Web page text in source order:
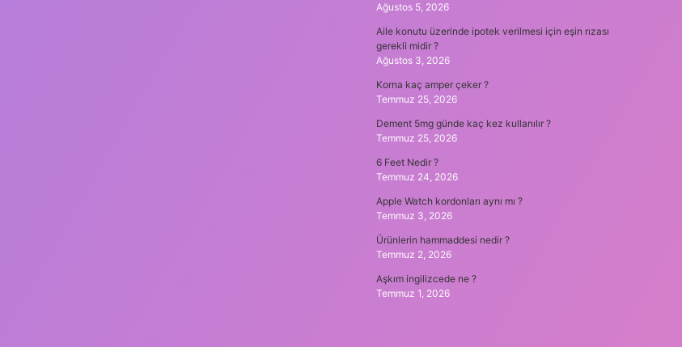
Ağustos 5, 2026
Aile konutu üzerinde ipotek verilmesi için eşin rızası
gerekli midir ?
Ağustos 3, 2026
Korna kaç amper çeker ?
Temmuz 25, 2026
Dement 5mg günde kaç kez kullanılır ?
Temmuz 25, 2026
6 Feet Nedir ?
Temmuz 24, 2026
Apple Watch kordonları aynı mı ?
Temmuz 3, 2026
Ürünlerin hammaddesi nedir ?
Temmuz 2, 2026
Aşkım ingilizcede ne ?
Temmuz 1, 2026